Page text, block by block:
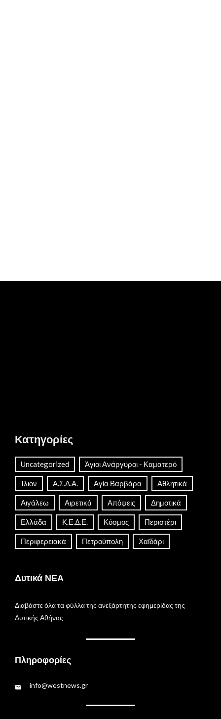
Κατηγορίες
Uncategorized Άγιοι Ανάργυροι - Καματερό
Ίλιον Α.Σ.Δ.Α. Αγία Βαρβάρα Αθλητικά
Αιγάλεω Αιρετικά Απόψεις Δημοτικά
Ελλάδα Κ.Ε.Δ.Ε. Κόσμος Περιστέρι
Περιφερειακά Πετρούπολη Χαϊδάρι
Δυτικά ΝΕΑ
Διαβάστε όλα τα φύλλα της ανεξάρτητης εφημερίδας της
Δυτικής Αθήνας
Πληροφορίες
info@westnews.gr